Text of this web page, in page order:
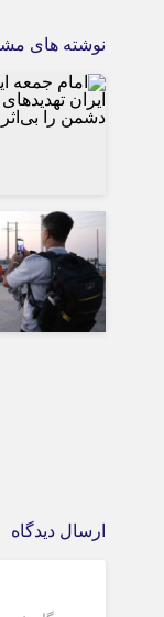
نوشته های
ارسال دیدگاه